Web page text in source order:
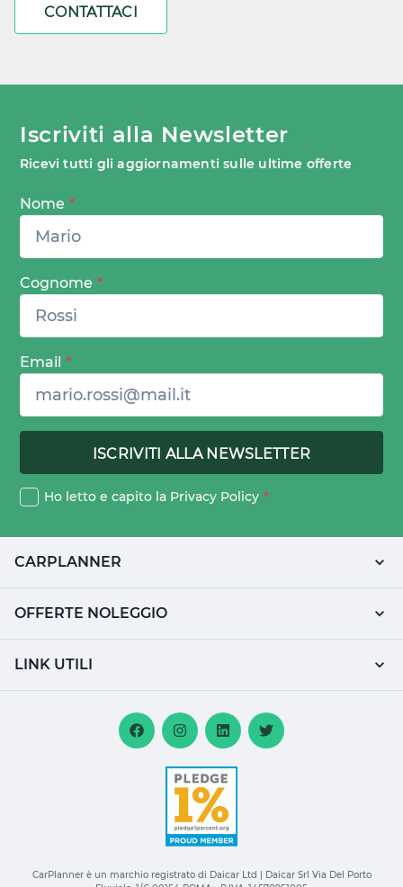
CONTATTACI
Iscriviti alla Newsletter
Ricevi tutti gli aggiornamenti sulle ultime offerte
Nome *
Cognome *
Email *
Ho letto e capito la Privacy Policy *
CARPLANNER
OFFERTE NOLEGGIO
LINK UTILI
CarPlanner è un marchio registrato di Daicar Ltd | Daicar Srl Via Del Porto